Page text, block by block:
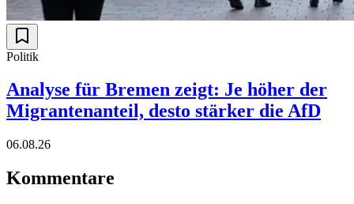
Politik
Analyse für Bremen zeigt: Je höher der
Migrantenanteil, desto stärker die AfD
06.08.26
Kommentare